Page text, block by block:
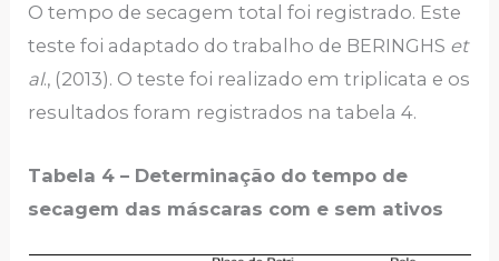
O tempo de secagem total foi registrado. Este
teste foi adaptado do trabalho de BERINGHS et
al., (2013). O teste foi realizado em triplicata e os
resultados foram registrados na tabela 4.
Tabela 4 – Determinação do tempo de
secagem das máscaras com e sem ativos